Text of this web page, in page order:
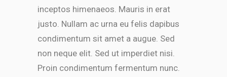
Etiam pharetra.
omnis iste natus error sit
voluptatem accusantium
doloremque laudantium,
inceptos himenaeos. Mauris in erat
justo. Nullam ac urna eu felis dapibus
condimentum sit amet a augue. Sed
non neque elit. Sed ut imperdiet nisi.
Proin condimentum fermentum nunc.